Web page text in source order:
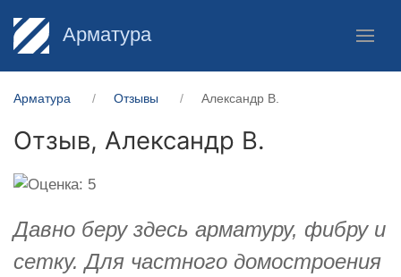
Арматура
Арматура Отзывы Александр В.
Отзыв, Александр В.
Давно беру здесь арматуру, фибру и
сетку. Для частного домостроения